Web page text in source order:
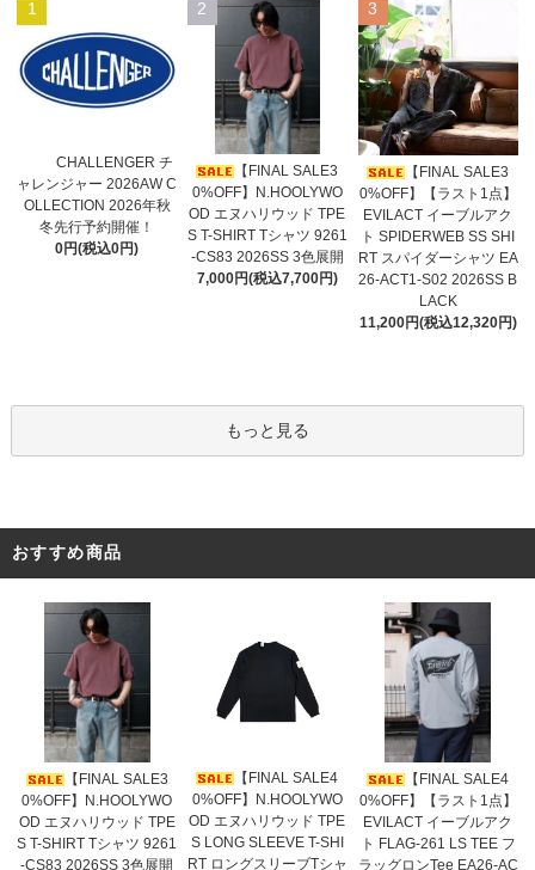
1
CHALLENGER チ
ャレンジャー 2026AW C
OLLECTION 2026年秋
冬先行予約開催！
0円(税込0円)
2
【FINAL SALE3
0%OFF】N.HOOLYWO
OD エヌハリウッド TPE
S T-SHIRT Tシャツ 9261
-CS83 2026SS 3色展開
7,000円(税込7,700円)
3
【FINAL SALE3
0%OFF】【ラスト1点】
EVILACT イーブルアク
ト SPIDERWEB SS SHI
RT スパイダーシャツ EA
26-ACT1-S02 2026SS B
LACK
11,200円(税込12,320円)
もっと見る
おすすめ商品
【FINAL SALE3
0%OFF】N.HOOLYWO
OD エヌハリウッド TPE
S T-SHIRT Tシャツ 9261
-CS83 2026SS 3色展開
【FINAL SALE4
0%OFF】N.HOOLYWO
OD エヌハリウッド TPE
S LONG SLEEVE T-SHI
RT ロングスリーブTシャ
【FINAL SALE4
0%OFF】【ラスト1点】
EVILACT イーブルアク
ト FLAG-261 LS TEE フ
ラッグロンTee EA26-AC